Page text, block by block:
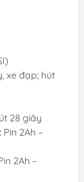
xe đạp; hút
28 giây
Pin 2Ah –
2Ah –